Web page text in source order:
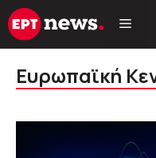
Μετάβαση
σε
Ευρωπαϊκή